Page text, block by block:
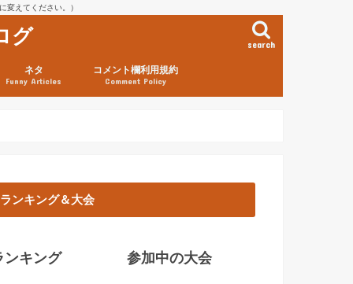
えてください。）
グ search
ネタ
Funny Articles
コメント欄利用規約
Comment Policy
ランキング＆大会
ンキング 参加中の大会